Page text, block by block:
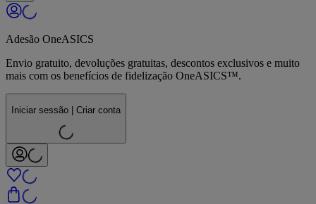
Adesão OneASICS
Envio gratuito, devoluções gratuitas, descontos exclusivos e muito
mais com os benefícios de fidelização OneASICS™.
Iniciar sessão | Criar conta